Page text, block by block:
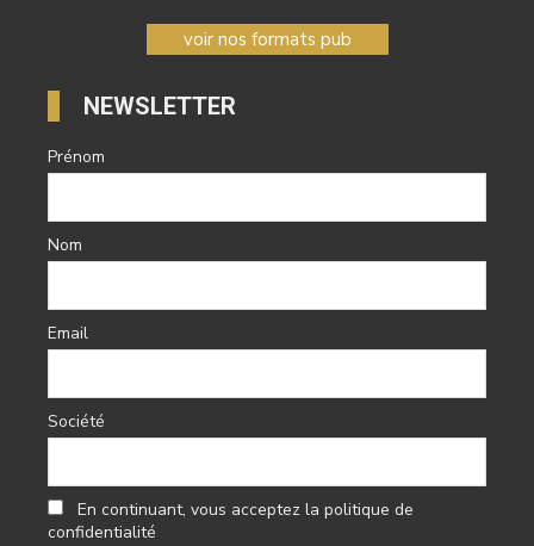
voir nos formats pub
NEWSLETTER
Prénom
Nom
Email
Société
En continuant, vous acceptez la politique de
confidentialité